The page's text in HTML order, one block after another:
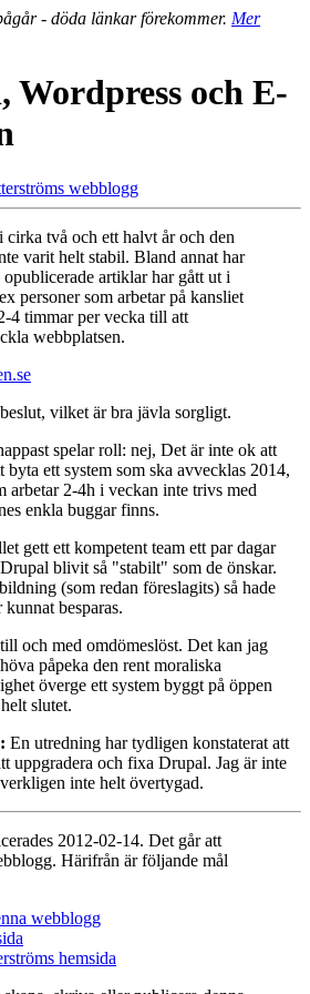
- döda länkar förekommer. Mer
Wordpress och E-
webblogg
två och ett halvt år och den
varit helt stabil. Bland annat har
artiklar har gått ut i
personer som arbetar på kansliet
4 timmar per vecka till att
webbplatsen.
vilket är bra jävla sorgligt.
spelar roll: nej, Det är inte ok att
ett system som ska avvecklas 2014,
arbetar 2-4h i veckan inte trivs med
enkla buggar finns.
gett ett kompetent team ett par dagar
blivit så "stabilt" som de önskar.
(som redan föreslagits) så hade
besparas.
och med omdömeslöst. Det kan jag
påpeka den rent moraliska
överge ett system byggt på öppen
slutet.
En utredning har tydligen konstaterat att
uppgradera och fixa Drupal. Jag är inte
inte helt övertygad.
2012-02-14. Det går att
Härifrån är följande mål
webblogg
hemsida